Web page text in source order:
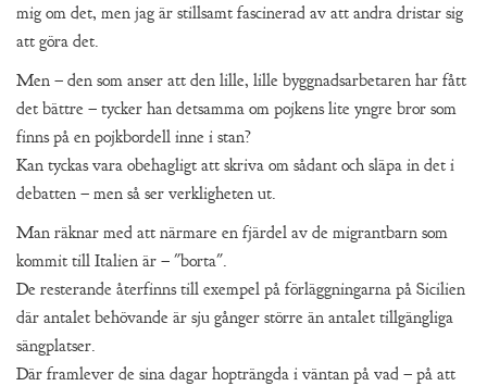
mig om det, men jag är stillsamt fascinerad av att andra dristar sig
att göra det.
Men – den som anser att den lille, lille byggnadsarbetaren har fått
det bättre – tycker han detsamma om pojkens lite yngre bror som
finns på en pojkbordell inne i stan?
Kan tyckas vara obehagligt att skriva om sådant och släpa in det i
debatten – men så ser verkligheten ut.
Man räknar med att närmare en fjärdel av de migrantbarn som
kommit till Italien är – "borta".
De resterande återfinns till exempel på förläggningarna på Sicilien
där antalet behövande är sju gånger större än antalet tillgängliga
sängplatser.
Där framlever de sina dagar hopträngda i väntan på vad – på att